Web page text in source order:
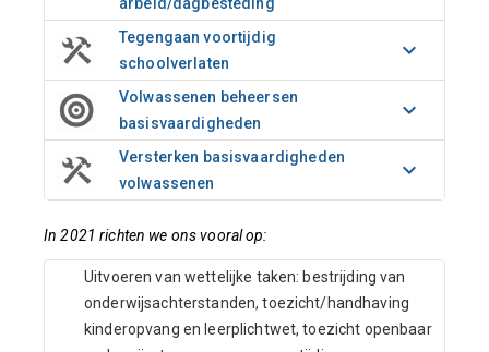
Tegengaan voortijdig
schoolverlaten
Volwassenen beheersen
basisvaardigheden
Versterken basisvaardigheden
volwassenen
In 2021 richten we ons vooral op:
Uitvoeren van wettelijke taken: bestrijding van
onderwijsachterstanden, toezicht/handhaving
kinderopvang en leerplichtwet, toezicht openbaar